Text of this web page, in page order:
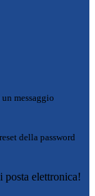
messaggio
della password
posta elettronica!